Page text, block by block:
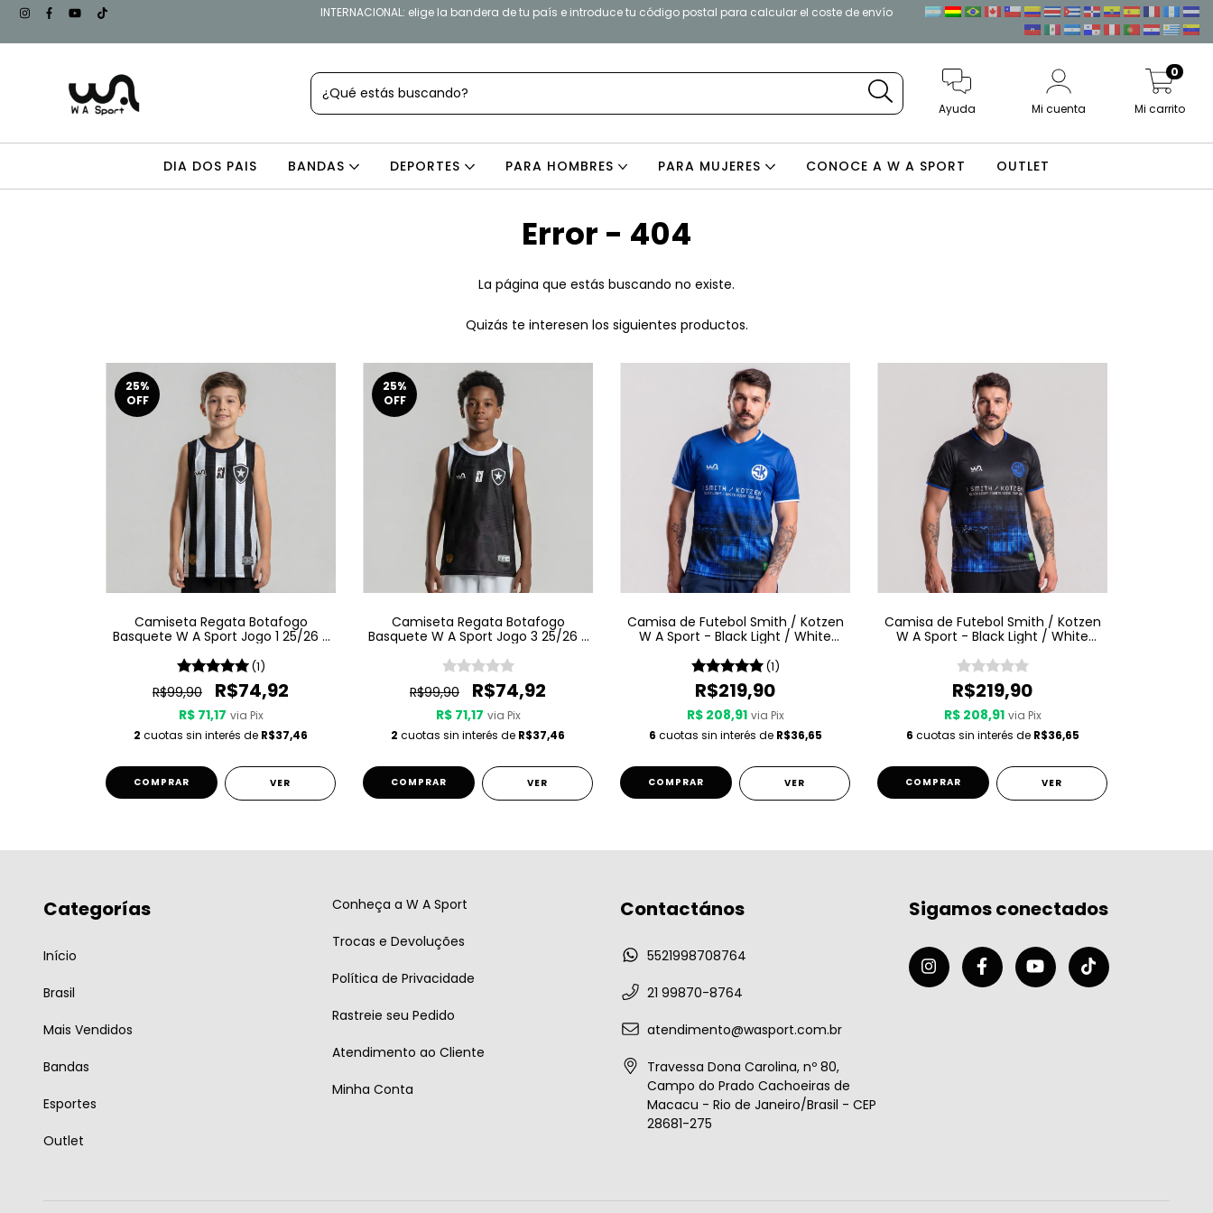
INTERNACIONAL: elige la bandera de tu país e introduce tu código postal para calcular el coste de envío
Ayuda Mi cuenta Mi carrito
0
DIA DOS PAIS BANDAS DEPORTES PARA HOMBRES PARA MUJERES CONOCE A W A SPORT OUTLET
Error - 404
La página que estás buscando no existe.
Quizás te interesen los siguientes productos.
25%
OFF
Camiseta Regata Botafogo
Basquete W A Sport Jogo 1 25/26 -
(1)
R$99,90 R$74,92
R$ 71,17 via Pix
2 cuotas sin interés de R$37,46
COMPRAR VER
25%
OFF
Camiseta Regata Botafogo
Basquete W A Sport Jogo 3 25/26 -
R$99,90 R$74,92
R$ 71,17 via Pix
2 cuotas sin interés de R$37,46
COMPRAR VER
Camisa de Futebol Smith / Kotzen
W A Sport - Black Light / White
(1)
R$219,90
R$ 208,91 via Pix
6 cuotas sin interés de R$36,65
COMPRAR VER
Camisa de Futebol Smith / Kotzen
W A Sport - Black Light / White
R$219,90
R$ 208,91 via Pix
6 cuotas sin interés de R$36,65
COMPRAR VER
Categorías
Início
Brasil
Mais Vendidos
Bandas
Esportes
Outlet
Conheça a W A Sport
Trocas e Devoluções
Política de Privacidade
Rastreie seu Pedido
Atendimento ao Cliente
Minha Conta
Contactános
5521998708764
21 99870-8764
atendimento@wasport.com.br
Travessa Dona Carolina, nº 80,
Campo do Prado Cachoeiras de
Macacu - Rio de Janeiro/Brasil - CEP
28681-275
Sigamos conectados